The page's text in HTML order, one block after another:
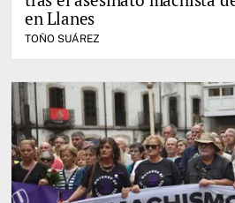
en Llanes
TOÑO SUÁREZ